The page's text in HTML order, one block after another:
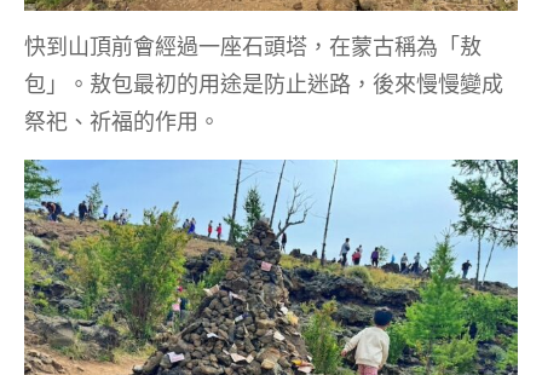
快到山頂前會經過一座石頭塔，在蒙古稱為「敖
包」。敖包最初的用途是防止迷路，後來慢慢變成
祭祀、祈福的作用。